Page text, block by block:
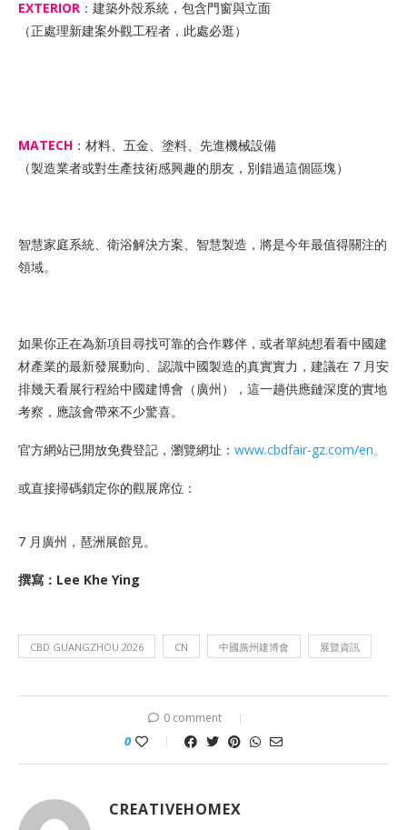
EXTERIOR ：建築外殼系統，包含門窗與立面
（正處理新建案外觀工程者，此處必逛）
MATECH ：材料、五金、塗料、先進機械設備
（製造業者或對生產技術感興趣的朋友，別錯過這個區塊）
智慧家庭系統、衛浴解決方案、智慧製造，將是今年最值得關注的
領域。
如果你正在為新項目尋找可靠的合作夥伴，或者單純想看看中國建
材產業的最新發展動向、認識中國製造的真實實力，建議在 7 月安
排幾天看展行程給中國建博會（廣州），這一趟供應鏈深度的實地
考察，應該會帶來不少驚喜。
官方網站已開放免費登記，瀏覽網址： www.cbdfair-gz.com/en。
或直接掃碼鎖定你的觀展席位：
7 月廣州，琶洲展館見。
撰寫：Lee Khe Ying
CBD GUANGZHOU 2026 CN 中國廣州建博會 展覽資訊
0 comment
0
CREATIVEHOMEX